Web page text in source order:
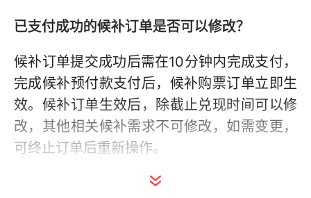
已支付成功的候补订单是否可以修改？
候补订单提交成功后需在10分钟内完成支付，
完成候补预付款支付后，候补购票订单立即生
效。候补订单生效后，除截止兑现时间可以修
改，其他相关候补需求不可修改，如需变更，
可终止订单后重新操作。